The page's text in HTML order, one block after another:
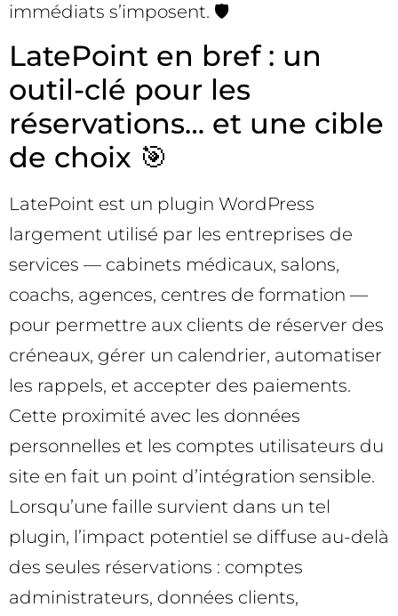
immédiats s’imposent. 🛡️
LatePoint en bref : un
outil-clé pour les
réservations… et une cible
de choix 🎯
LatePoint est un plugin WordPress
largement utilisé par les entreprises de
services — cabinets médicaux, salons,
coachs, agences, centres de formation —
pour permettre aux clients de réserver des
créneaux, gérer un calendrier, automatiser
les rappels, et accepter des paiements.
Cette proximité avec les données
personnelles et les comptes utilisateurs du
site en fait un point d’intégration sensible.
Lorsqu’une faille survient dans un tel
plugin, l’impact potentiel se diffuse au-delà
des seules réservations : comptes
administrateurs, données clients,